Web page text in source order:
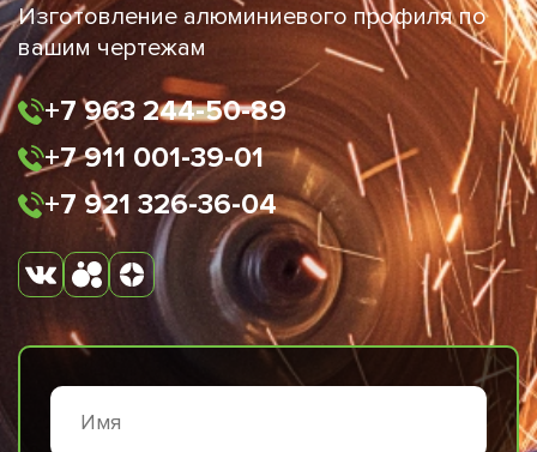
Изготовление алюминиевого профиля по
вашим чертежам
+7 963 244-50-89
+7 911 001-39-01
+7 921 326-36-04